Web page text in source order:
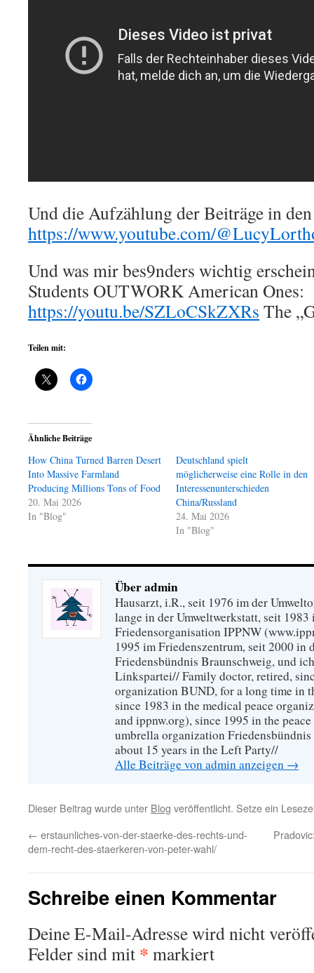
Und die Aufzählung der Beiträge in
https://www.youtube.com/
Und was mir bes9nders wichtig
Students OUTWORK American Ones:
https://youtu.be/SZLoCSkZXRs The
Teilen mit:
Ähnliche Beiträge
How China Turned Barren Desert
Into Massive Farmland
Producing Millions Tons of Food
20. Mai 2026
In "Blog"
Deutschland spielt
möglicherweise eine Rolle in den
Interessenunterschieden
China/Russland
24. Mai 2026
In "Blog"
Über admin
Hausarzt, i.R., seit 1976 im der
lange in der Umweltwerkstatt, seit
Friedensorganisation IPPNW
1995 im Friedenszentrum, seit 2000 in
Friedensbündnis Braunschweig, und
Linkspartei// Family doctor, retired,
organization BUND, for a long time in
since 1983 in the medical peace
and ippnw.org), since 1995 in the
umbrella organization
about 15 years in the Left Party//
Alle Beiträge von admin anzeigen →
Dieser Beitrag wurde unter Blog veröffentlicht. Setze ein
← erstaunliches-von-der-staerke-des-rechts-und-
dem-recht-des-staerkeren-von-peter-wahl/
Schreibe einen Kommentar
Deine E-Mail-Adresse wird nicht
Felder sind mit * markiert